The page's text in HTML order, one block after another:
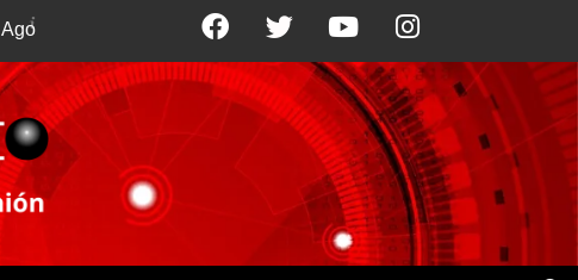
+21°C +21°C 11 Ago